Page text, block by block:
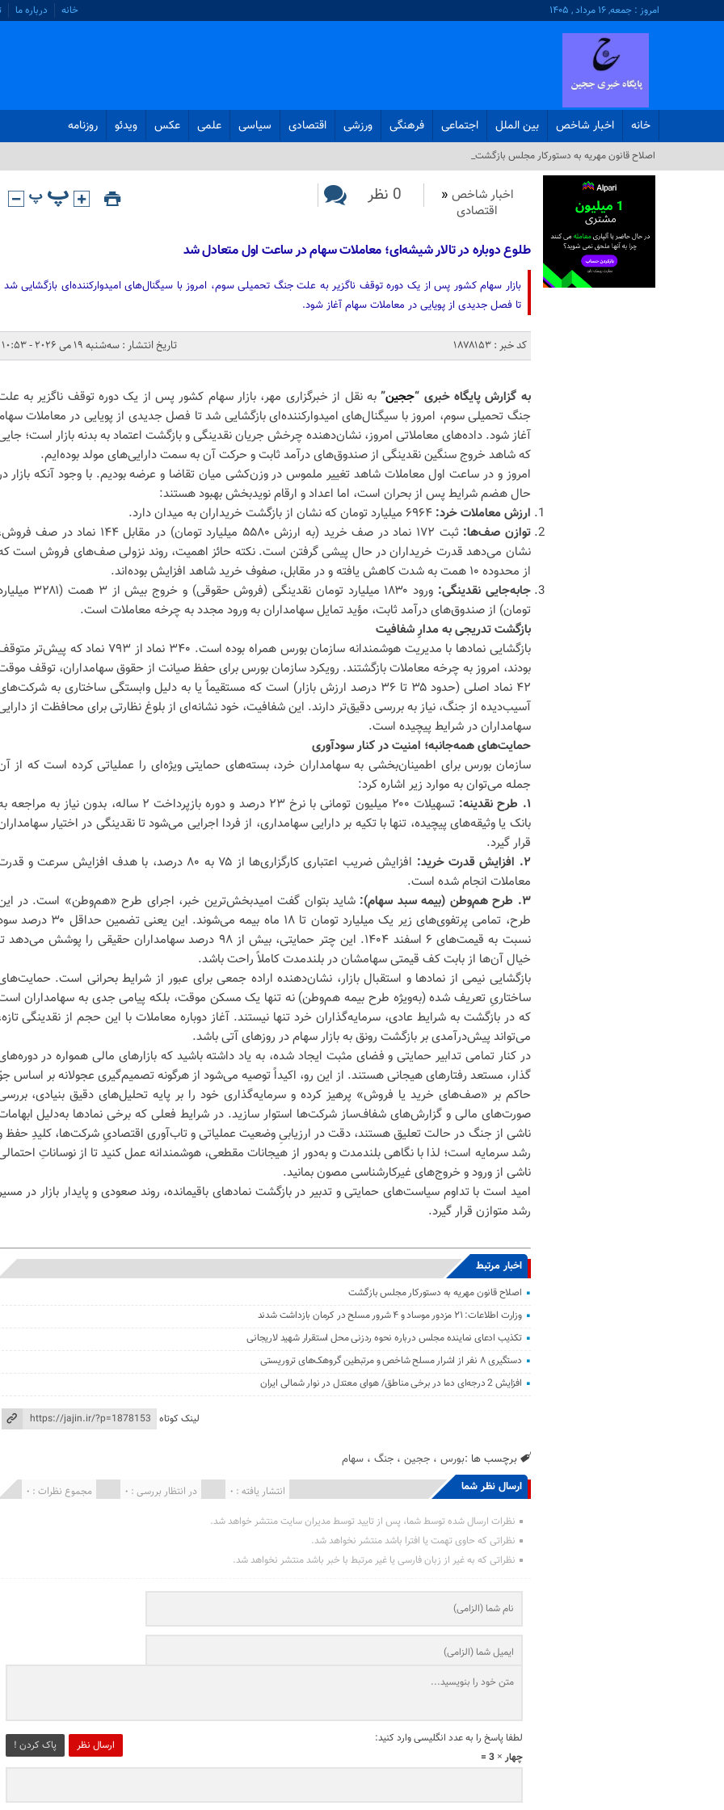
امروز : جمعه, ۱۶ مرداد , ۱۴۰۵ خانه درباره ما
خانه اخبار شاخص بین الملل اجتماعی فرهنگی ورزشی اقتصادی سیاسی علمی عکس ویدئو روزنامه
اصلاح قانون مهریه به دستورکار مجلس بازگشت_
اخبار شاخص «
اقتصادی
0 نظر
طلوع دوباره در تالار شیشه‌ای؛ معاملات سهام در ساعت اول متعادل شد
بازار سهام کشور پس از یک دوره توقف ناگزیر به علت جنگ تحمیلی سوم، امروز با سیگنال‌های امیدوارکننده‌ای بازگشایی شد
تا فصل جدیدی از پویایی در معاملات سهام آغاز شود.
کد خبر : 1878153 تاریخ انتشار : سه‌شنبه 19 می 2026 - 10:53
به گزارش پایگاه خبری “ججین”به نقل از خبرگزاری مهر، بازار سهام کشور پس از یک دوره توقف ناگزیر به
جنگ تحمیلی سوم، امروز با سیگنال‌های امیدوارکننده‌ای بازگشایی شد تا فصل جدیدی از پویایی در معاملات
آغاز شود. داده‌های معاملاتی امروز، نشان‌دهنده چرخش جریان نقدینگی و بازگشت اعتماد به بدنه بازار است؛
که شاهد خروج سنگین نقدینگی از صندوق‌های درآمد ثابت و حرکت آن به سمت دارایی‌های مولد بوده‌ایم.
امروز و در ساعت اول معاملات شاهد تغییر ملموس در وزن‌کشی میان تقاضا و عرضه بودیم. با وجود آنکه بازار
حال هضم شرایط پس از بحران است، اما اعداد و ارقام نویدبخش بهبود هستند:
ارزش معاملات خرد:۶۹۶۴ میلیارد تومان که نشان از بازگشت خریداران به میدان دارد.
توازن صف‌ها:
ثبت ۱۷۲ نماد در صف خرید (به ارزش ۵۵۸۰ میلیارد تومان) در مقابل ۱۴۴ نماد در صف
نشان می‌دهد قدرت خریداران در حال پیشی گرفتن است. نکته حائز اهمیت، روند نزولی صف‌های فروش است
از محدوده ۱۰ همت به شدت کاهش یافته و در مقابل، صفوف خرید شاهد افزایش بوده‌اند.
جابه‌جایی نقدینگی:
ورود ۱۸۳۰ میلیارد تومان نقدینگی (فروش حقوقی) و خروج بیش از ۳ همت
تومان) از صندوق‌های درآمد ثابت، مؤید تمایل سهامداران به ورود مجدد به چرخه معاملات است.
بازگشت تدریجی به مدارِ شفافیت
بازگشایی نمادها با مدیریت هوشمندانه سازمان بورس همراه بوده است. ۳۴۰ نماد از ۷۹۳ نماد که پیش‌تر
بودند، امروز به چرخه معاملات بازگشتند. رویکرد سازمان بورس برای حفظ صیانت از حقوق سهامداران، توقف
۴۲ نماد اصلی (حدود ۳۵ تا ۳۶ درصد ارزش بازار) است که مستقیماً یا به دلیل وابستگی ساختاری به
آسیب‌دیده از جنگ، نیاز به بررسی دقیق‌تر دارند. این شفافیت، خود نشانه‌ای از بلوغ نظارتی برای محافظت از
سهامداران در شرایط پیچیده است.
حمایت‌های همه‌جانبه؛ امنیت در کنار سودآوری
سازمان بورس برای اطمینان‌بخشی به سهامداران خرد، بسته‌های حمایتی ویژه‌ای را عملیاتی کرده است که از
جمله می‌توان به موارد زیر اشاره کرد:
۱. طرح نقدینه:
تسهیلات ۲۰۰ میلیون تومانی با نرخ ۲۳ درصد و دوره بازپرداخت ۲ ساله، بدون نیاز به
بانک یا وثیقه‌های پیچیده، تنها با تکیه بر دارایی سهامداری، از فردا اجرایی می‌شود تا نقدینگی در اختیار
قرار گیرد.
۲. افزایش قدرت خرید:
افزایش ضریب اعتباری کارگزاری‌ها از ۷۵ به ۸۰ درصد، با هدف افزایش سرعت و
معاملات انجام شده است.
۳. طرح هم‌وطن (بیمه سبد سهام):
شاید بتوان گفت امیدبخش‌ترین خبر، اجرای طرح «هم‌وطن» است. در
طرح، تمامی پرتفوی‌های زیر یک میلیارد تومان تا ۱۸ ماه بیمه می‌شوند. این یعنی تضمین حداقل
نسبت به قیمت‌های ۶ اسفند ۱۴۰۴. این چتر حمایتی، بیش از ۹۸ درصد سهامداران حقیقی را پوشش می‌دهد
خیال آن‌ها از بابت کف قیمتی سهامشان در بلندمدت کاملاً راحت باشد.
بازگشایی نیمی از نمادها و استقبال بازار، نشان‌دهنده اراده جمعی برای عبور از شرایط بحرانی است.
ساختاریِ تعریف شده (به‌ویژه طرح بیمه هم‌وطن) نه تنها یک مسکن موقت، بلکه پیامی جدی به سهامداران
که در بازگشت به شرایط عادی، سرمایه‌گذاران خرد تنها نیستند. آغاز دوباره معاملات با این حجم از نقدینگی
می‌تواند پیش‌درآمدی بر بازگشت رونق به بازار سهام در روزهای آتی باشد.
در کنار تمامی تدابیر حمایتی و فضای مثبت ایجاد شده، به یاد داشته باشید که بازارهای مالی همواره در
گذار، مستعد رفتارهای هیجانی هستند. از این رو، اکیداً توصیه می‌شود از هرگونه تصمیم‌گیری عجولانه بر اساس
حاکم بر «صف‌های خرید یا فروش» پرهیز کرده و سرمایه‌گذاری خود را بر پایه تحلیل‌های دقیق بنیادی،
صورت‌های مالی و گزارش‌های شفاف‌ساز شرکت‌ها استوار سازید. در شرایط فعلی که برخی نمادها به‌دلیل
ناشی از جنگ در حالت تعلیق هستند، دقت در ارزیابیِ وضعیت عملیاتی و تاب‌آوری اقتصادیِ شرکت‌ها، کلیدِ حفظ
رشد سرمایه است؛ لذا با نگاهی بلندمدت و به‌دور از هیجانات مقطعی، هوشمندانه عمل کنید تا از نوساناتِ
ناشی از ورود و خروج‌های غیرکارشناسی مصون بمانید.
امید است با تداوم سیاست‌های حمایتی و تدبیر در بازگشت نمادهای باقیمانده، روند صعودی و پایدار بازار در
رشد متوازن قرار گیرد.
اخبار مرتبط
اصلاح قانون مهریه به دستورکار مجلس بازگشت
وزارت اطلاعات: ۲۱ مزدور موساد و ۴ شرور مسلح در کرمان بازداشت شدند
تکذیب ادعای نماینده مجلس درباره نحوه ردزنی محل استقرار شهید لاریجانی
دستگیری ۸ نفر از اشرار مسلح شاخص و مرتبطین گروهک‌های تروریستی
افزایش 2 درجه‌ای دما در برخی مناطق/ هوای معتدل در نوار شمالی ایران
لینک کوتاه
برچسب ها :بورس ،ججین ،جنگ ،سهام
ارسال نظر شما مجموع نظرات : 0 در انتظار بررسی : 0 انتشار یافته : 0
نظرات ارسال شده توسط شما، پس از تایید توسط مدیران سایت منتشر خواهد شد.
نظراتی که حاوی تهمت یا افترا باشد منتشر نخواهد شد.
نظراتی که به غیر از زبان فارسی یا غیر مرتبط با خبر باشد منتشر نخواهد شد.
ارسال نظر پاک کردن !
لطفا پاسخ را به عدد انگلیسی وارد کنید:
چهار × 3 =